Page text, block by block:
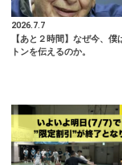
2026.7.7
【あと２時間】なぜ今、僕
トンを伝えるのか。